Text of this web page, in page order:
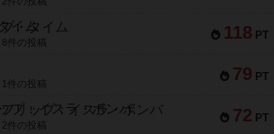
118 PT
・タイム
8件の投稿
79 PT
1件の投稿
72 PT
リップ：イスラ・ボンバ
2件の投稿